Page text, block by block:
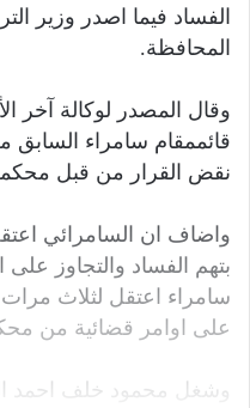
الفساد فيما اصدر وزير
المحافظة.
وقال المصدر لوكالة آخر
قائممقام سامراء
نقض القرار من قبل محكمة
بتهم الفساد والتجاوز على
سامراء اعتقل لثلاث مرات
على اوامر قضائية من
وشغل محمود خلف احمد